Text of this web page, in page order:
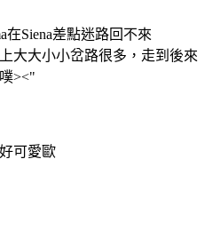
Siena差點迷路回不來
大大小小岔路很多，走到後來
><"
可愛歐